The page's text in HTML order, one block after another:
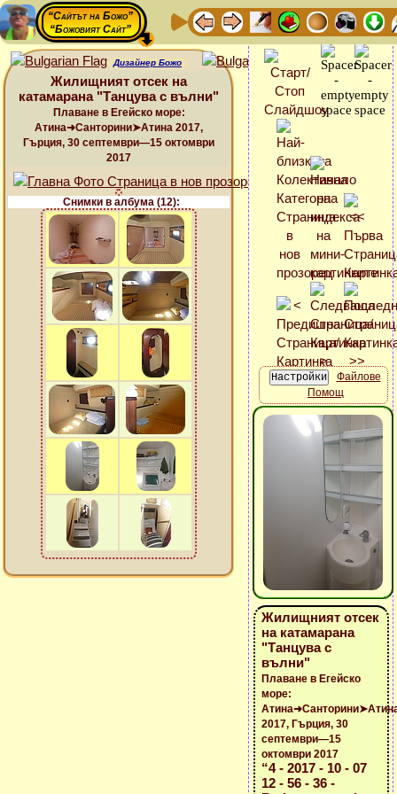
“Сайтът на Божо”
“Божовият Сайт”
Дизайнер Божо
Жилищният отсек на
катамарана "Танцува с вълни"
Плаване в Егейско море:
Атина➜Санторини➤Атина 2017,
Гърция, 30 септември—15 октомври
2017
Снимки в албума (12):
Файлове
Помощ
Жилищният отсек
на катамарана
"Танцува с
вълни"
Плаване в Егейско
море:
2017, Гърция, 30
септември—15
октомври 2017
“4 - 2017 - 10 - 07
12 - 56 - 36 -